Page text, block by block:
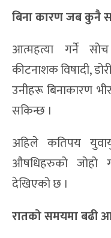
बिना कारण जब कुनै
आत्महत्या गर्ने
कीटनाशक विषादी,
उनीहरू बिनाकारण
सकिन्छ ।
अहिले कतिपय
औषधिहरुको जोहो
देखिएको छ ।
रातको समयमा बढी